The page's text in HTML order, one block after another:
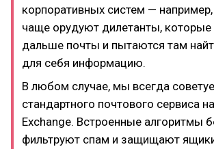
корпоративных систем —
чаще орудуют дилетанты, которые
дальше почты и пытаются там
для себя информацию.
В любом случае, мы всегда
стандартного почтового сервиса
Exchange. Встроенные алгоритмы
фильтруют спам и защищают